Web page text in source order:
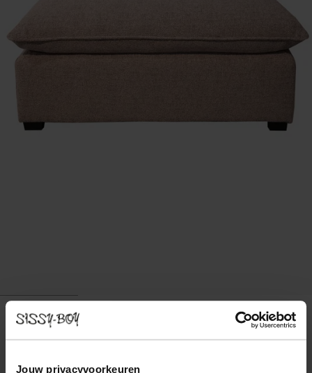
Jouw privacyvoorkeuren
BARON HOCKER BAQUEIRA ROZE KARAMEL
MELEE